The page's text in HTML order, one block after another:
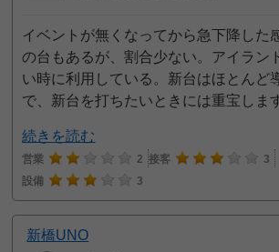
イベントが無くなってから急下降した
の台もあるが、割合少ない。アイラン
い時に利用している。新台はほとんど
で、新台を打ちたいときには重宝しま
続きを読む
営業 2 接客
3
設備
3
新橋UNO